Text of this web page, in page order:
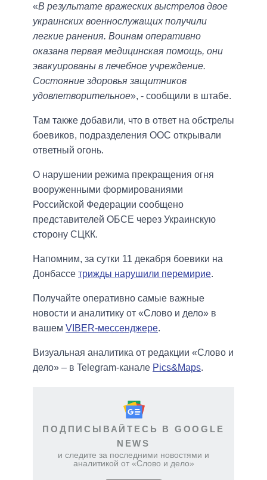
«В результате вражеских выстрелов двое
украинских военнослужащих получили
легкие ранения. Воинам оперативно
оказана первая медицинская помощь, они
эвакуированы в лечебное учреждение.
Состояние здоровья защитников
удовлетворительное», - сообщили в штабе.
Там также добавили, что в ответ на обстрелы
боевиков, подразделения ООС открывали
ответный огонь.
О нарушении режима прекращения огня
вооруженными формированиями
Российской Федерации сообщено
представителей ОБСЕ через Украинскую
сторону СЦКК.
Напомним, за сутки 11 декабря боевики на
Донбассе трижды нарушили перемирие.
Получайте оперативно самые важные
новости и аналитику от «Слово и дело» в
вашем VIBER-мессенджере.
Визуальная аналитика от редакции «Слово и
дело» – в Telegram-канале Pics&Maps.
ПОДПИСЫВАЙТЕСЬ В GOOGLE
NEWS
и следите за последними новостями и
аналитикой от «Слово и дело»